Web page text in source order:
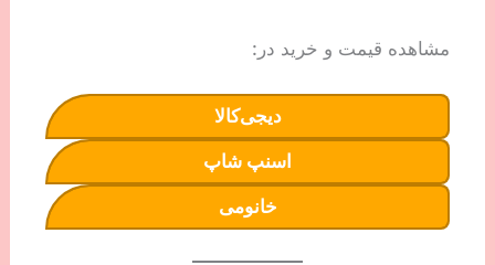
مشاهده قیمت و خرید در:
دیجی‌کالا
اسنپ شاپ
خانومی